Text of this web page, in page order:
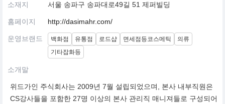
소재지 서울 송파구 송파대로49길 51 제퍼빌딩
홈페이지 http://dasimahr.com/
운영브랜드 백화점 유통점 로드샵 면세점등코스메틱
의류
기타잡화등
소개말
위드가인 주식회사는 2009년 7월 설립되었으며, 본사 내부직원은
CS강사들을 포함한 27명 이상의 본사 관리직 매니져들로 구성되어